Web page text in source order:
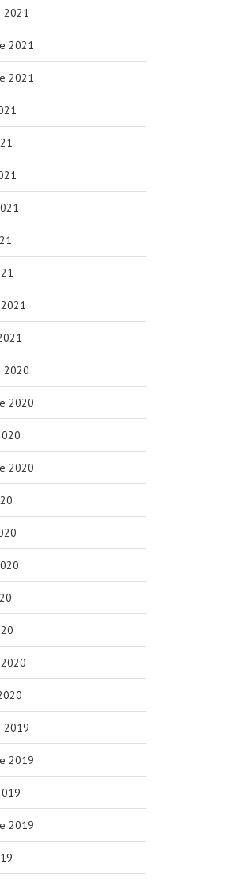
2021
2021
2021
2020
2020
2020
2019
2019
2019